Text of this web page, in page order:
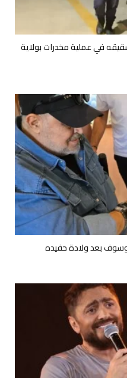
في عملية مخدرات بولاية
بعد ولادة حفيده